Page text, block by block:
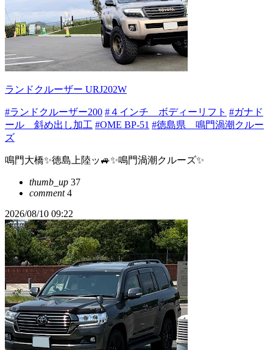
ランドクルーザー URJ202W
#ランドクルーザー200 #４インチ ボディーリフト #ガナド
ール 斜め出し加工 #OME BP-51 #徳島県 鳴門渦潮クルー
ズ
鳴門大橋✨徳島上陸ッ🚙✨鳴門渦潮クルーズ✨
thumb_up 37
comment4
2026/08/10 09:22